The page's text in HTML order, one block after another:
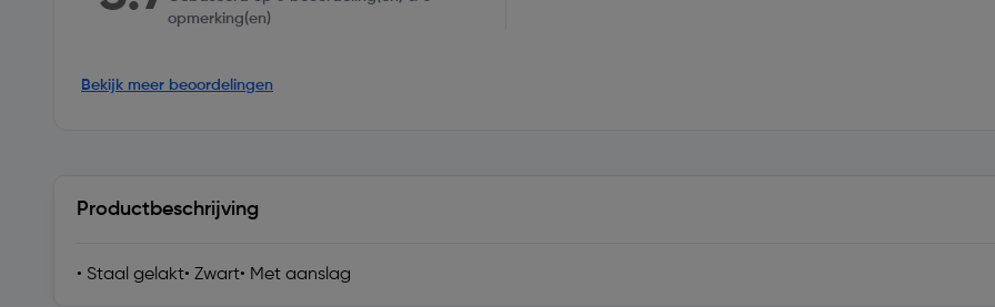
opmerking(en)
Bekijk meer beoordelingen
Productbeschrijving
• Staal gelakt• Zwart• Met aanslag